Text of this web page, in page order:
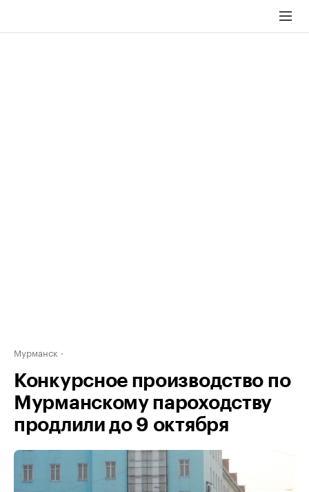
Мурманск
Конкурсное производство по
Мурманскому пароходству
продлили до 9 октября